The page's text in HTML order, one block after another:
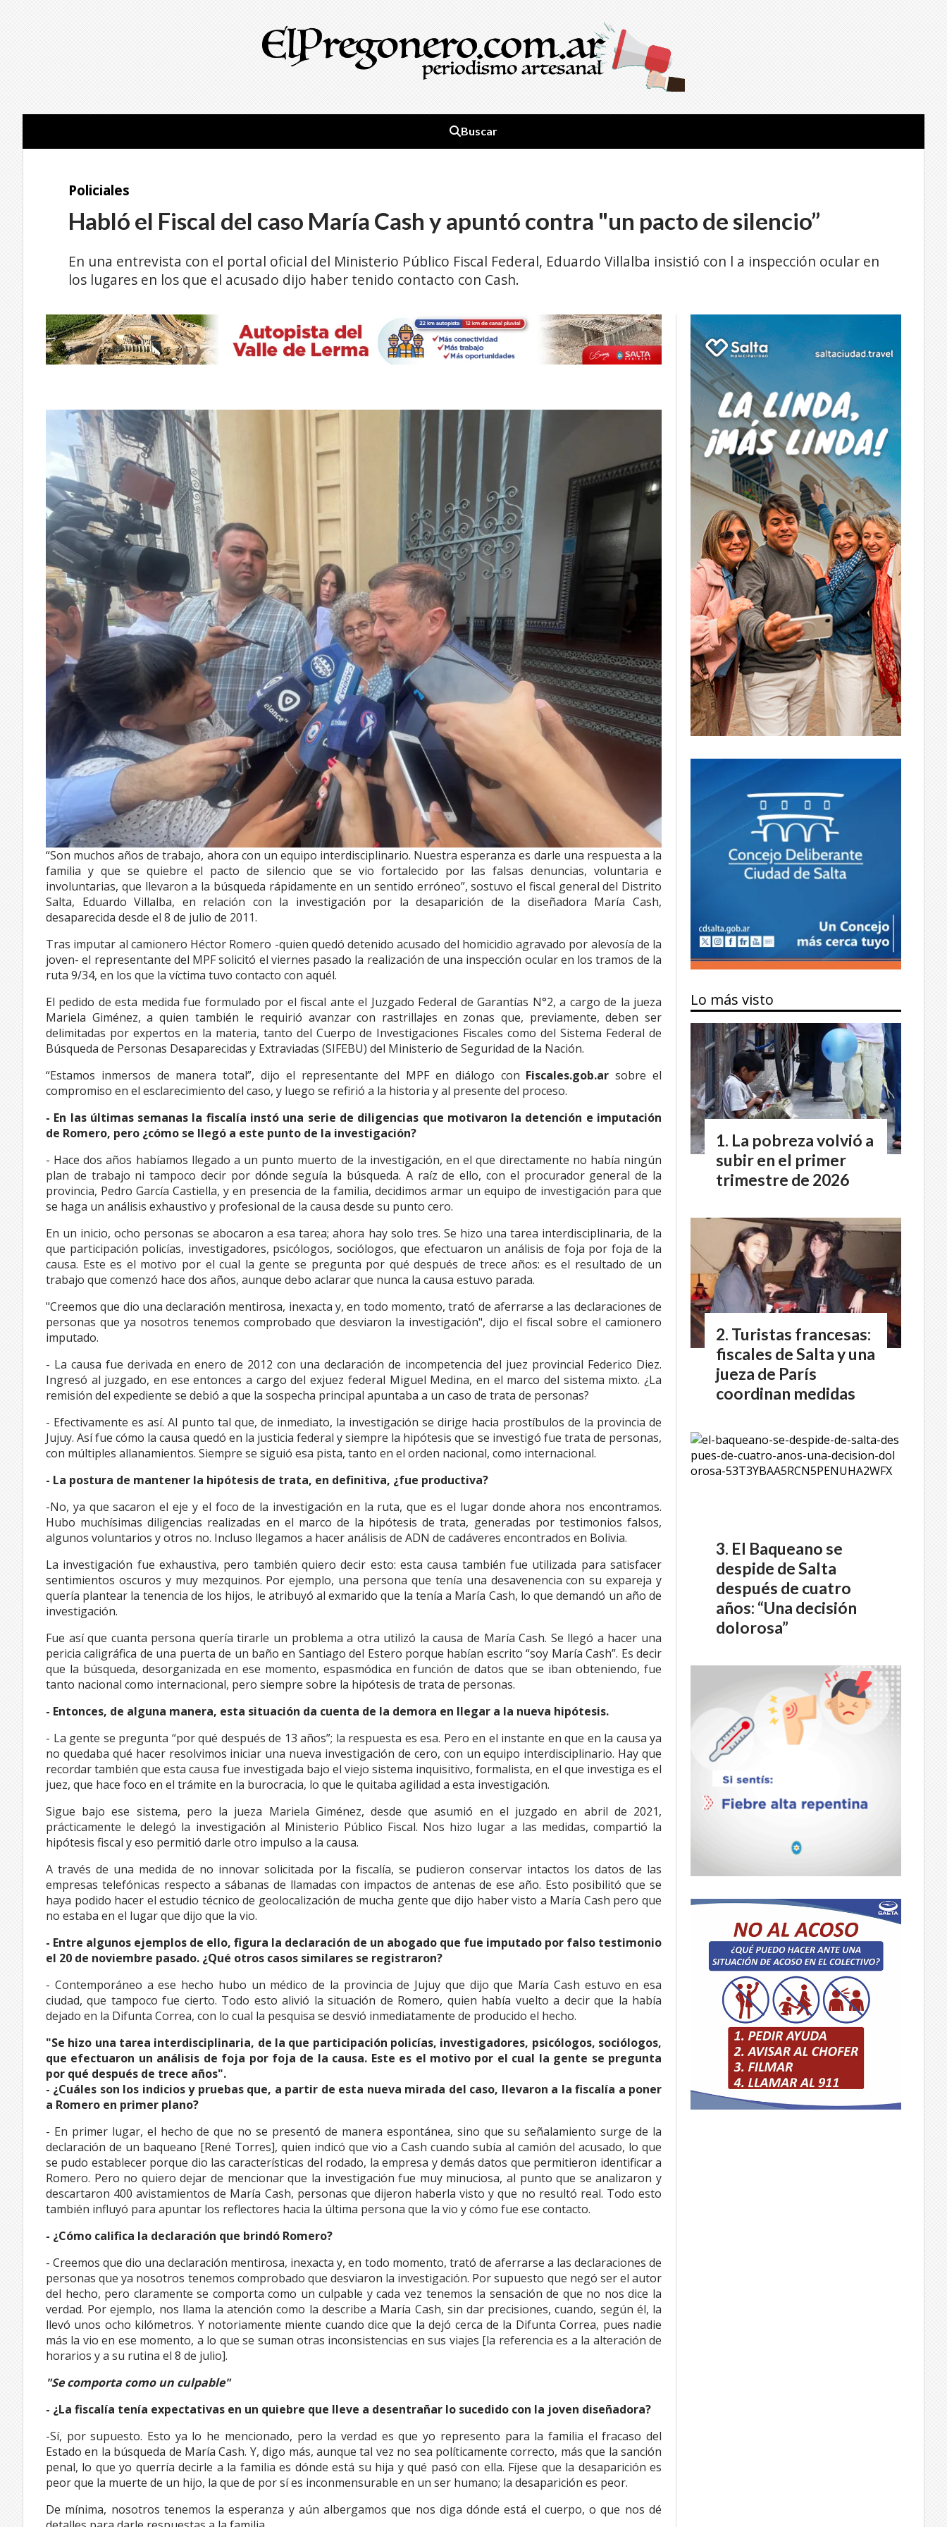
Buscar
Habló el Fiscal del caso María Cash y apuntó contra "un pacto de silencio”
En una entrevista con el portal oficial del Ministerio Público Fiscal Federal, Eduardo Villalba insistió con l a inspección ocular en
los lugares en los que el acusado dijo haber tenido contacto con Cash.
Policiales
“Son muchos años de trabajo, ahora con un equipo interdisciplinario. Nuestra esperanza es darle una respuesta a la
familia y que se quiebre el pacto de silencio que se vio fortalecido por las falsas denuncias, voluntaria e
involuntarias, que llevaron a la búsqueda rápidamente en un sentido erróneo”, sostuvo el fiscal general del Distrito
Salta, Eduardo Villalba, en relación con la investigación por la desaparición de la diseñadora María Cash,
desaparecida desde el 8 de julio de 2011.
Tras imputar al camionero Héctor Romero -quien quedó detenido acusado del homicidio agravado por alevosía de la
joven- el representante del MPF solicitó el viernes pasado la realización de una inspección ocular en los tramos de la
ruta 9/34, en los que la víctima tuvo contacto con aquél.
El pedido de esta medida fue formulado por el fiscal ante el Juzgado Federal de Garantías N°2, a cargo de la jueza
Mariela Giménez, a quien también le requirió avanzar con rastrillajes en zonas que, previamente, deben ser
delimitadas por expertos en la materia, tanto del Cuerpo de Investigaciones Fiscales como del Sistema Federal de
Búsqueda de Personas Desaparecidas y Extraviadas (SIFEBU) del Ministerio de Seguridad de la Nación.
“Estamos inmersos de manera total”, dijo el representante del MPF en diálogo con Fiscales.gob.ar sobre el
compromiso en el esclarecimiento del caso, y luego se refirió a la historia y al presente del proceso.
- En las últimas semanas la fiscalía instó una serie de diligencias que motivaron la detención e imputación
de Romero, pero ¿cómo se llegó a este punto de la investigación?
- Hace dos años habíamos llegado a un punto muerto de la investigación, en el que directamente no había ningún
plan de trabajo ni tampoco decir por dónde seguía la búsqueda. A raíz de ello, con el procurador general de la
provincia, Pedro García Castiella, y en presencia de la familia, decidimos armar un equipo de investigación para que
se haga un análisis exhaustivo y profesional de la causa desde su punto cero.
En un inicio, ocho personas se abocaron a esa tarea; ahora hay solo tres. Se hizo una tarea interdisciplinaria, de la
que participación policías, investigadores, psicólogos, sociólogos, que efectuaron un análisis de foja por foja de la
causa. Este es el motivo por el cual la gente se pregunta por qué después de trece años: es el resultado de un
trabajo que comenzó hace dos años, aunque debo aclarar que nunca la causa estuvo parada.
"Creemos que dio una declaración mentirosa, inexacta y, en todo momento, trató de aferrarse a las declaraciones de
personas que ya nosotros tenemos comprobado que desviaron la investigación", dijo el fiscal sobre el camionero
imputado.
- La causa fue derivada en enero de 2012 con una declaración de incompetencia del juez provincial Federico Diez.
Ingresó al juzgado, en ese entonces a cargo del exjuez federal Miguel Medina, en el marco del sistema mixto. ¿La
remisión del expediente se debió a que la sospecha principal apuntaba a un caso de trata de personas?
- Efectivamente es así. Al punto tal que, de inmediato, la investigación se dirige hacia prostíbulos de la provincia de
Jujuy. Así fue cómo la causa quedó en la justicia federal y siempre la hipótesis que se investigó fue trata de personas,
con múltiples allanamientos. Siempre se siguió esa pista, tanto en el orden nacional, como internacional.
- La postura de mantener la hipótesis de trata, en definitiva, ¿fue productiva?
-No, ya que sacaron el eje y el foco de la investigación en la ruta, que es el lugar donde ahora nos encontramos.
Hubo muchísimas diligencias realizadas en el marco de la hipótesis de trata, generadas por testimonios falsos,
algunos voluntarios y otros no. Incluso llegamos a hacer análisis de ADN de cadáveres encontrados en Bolivia.
La investigación fue exhaustiva, pero también quiero decir esto: esta causa también fue utilizada para satisfacer
sentimientos oscuros y muy mezquinos. Por ejemplo, una persona que tenía una desavenencia con su expareja y
quería plantear la tenencia de los hijos, le atribuyó al exmarido que la tenía a María Cash, lo que demandó un año de
investigación.
Fue así que cuanta persona quería tirarle un problema a otra utilizó la causa de María Cash. Se llegó a hacer una
pericia caligráfica de una puerta de un baño en Santiago del Estero porque habían escrito “soy María Cash”. Es decir
que la búsqueda, desorganizada en ese momento, espasmódica en función de datos que se iban obteniendo, fue
tanto nacional como internacional, pero siempre sobre la hipótesis de trata de personas.
- Entonces, de alguna manera, esta situación da cuenta de la demora en llegar a la nueva hipótesis.
- La gente se pregunta “por qué después de 13 años”; la respuesta es esa. Pero en el instante en que en la causa ya
no quedaba qué hacer resolvimos iniciar una nueva investigación de cero, con un equipo interdisciplinario. Hay que
recordar también que esta causa fue investigada bajo el viejo sistema inquisitivo, formalista, en el que investiga es el
juez, que hace foco en el trámite en la burocracia, lo que le quitaba agilidad a esta investigación.
Sigue bajo ese sistema, pero la jueza Mariela Giménez, desde que asumió en el juzgado en abril de 2021,
prácticamente le delegó la investigación al Ministerio Público Fiscal. Nos hizo lugar a las medidas, compartió la
hipótesis fiscal y eso permitió darle otro impulso a la causa.
A través de una medida de no innovar solicitada por la fiscalía, se pudieron conservar intactos los datos de las
empresas telefónicas respecto a sábanas de llamadas con impactos de antenas de ese año. Esto posibilitó que se
haya podido hacer el estudio técnico de geolocalización de mucha gente que dijo haber visto a María Cash pero que
no estaba en el lugar que dijo que la vio.
- Entre algunos ejemplos de ello, figura la declaración de un abogado que fue imputado por falso testimonio
el 20 de noviembre pasado. ¿Qué otros casos similares se registraron?
- Contemporáneo a ese hecho hubo un médico de la provincia de Jujuy que dijo que María Cash estuvo en esa
ciudad, que tampoco fue cierto. Todo esto alivió la situación de Romero, quien había vuelto a decir que la había
dejado en la Difunta Correa, con lo cual la pesquisa se desvió inmediatamente de producido el hecho.
"Se hizo una tarea interdisciplinaria, de la que participación policías, investigadores, psicólogos, sociólogos,
que efectuaron un análisis de foja por foja de la causa. Este es el motivo por el cual la gente se pregunta
por qué después de trece años".
- ¿Cuáles son los indicios y pruebas que, a partir de esta nueva mirada del caso, llevaron a la fiscalía a poner
a Romero en primer plano?
- En primer lugar, el hecho de que no se presentó de manera espontánea, sino que su señalamiento surge de la
declaración de un baqueano [René Torres], quien indicó que vio a Cash cuando subía al camión del acusado, lo que
se pudo establecer porque dio las características del rodado, la empresa y demás datos que permitieron identificar a
Romero. Pero no quiero dejar de mencionar que la investigación fue muy minuciosa, al punto que se analizaron y
descartaron 400 avistamientos de María Cash, personas que dijeron haberla visto y que no resultó real. Todo esto
también influyó para apuntar los reflectores hacia la última persona que la vio y cómo fue ese contacto.
- ¿Cómo califica la declaración que brindó Romero?
- Creemos que dio una declaración mentirosa, inexacta y, en todo momento, trató de aferrarse a las declaraciones de
personas que ya nosotros tenemos comprobado que desviaron la investigación. Por supuesto que negó ser el autor
del hecho, pero claramente se comporta como un culpable y cada vez tenemos la sensación de que no nos dice la
verdad. Por ejemplo, nos llama la atención como la describe a María Cash, sin dar precisiones, cuando, según él, la
llevó unos ocho kilómetros. Y notoriamente miente cuando dice que la dejó cerca de la Difunta Correa, pues nadie
más la vio en ese momento, a lo que se suman otras inconsistencias en sus viajes [la referencia es a la alteración de
horarios y a su rutina el 8 de julio].
"Se comporta como un culpable"
- ¿La fiscalía tenía expectativas en un quiebre que lleve a desentrañar lo sucedido con la joven diseñadora?
-Sí, por supuesto. Esto ya lo he mencionado, pero la verdad es que yo represento para la familia el fracaso del
Estado en la búsqueda de María Cash. Y, digo más, aunque tal vez no sea políticamente correcto, más que la sanción
penal, lo que yo querría decirle a la familia es dónde está su hija y qué pasó con ella. Fíjese que la desaparición es
peor que la muerte de un hijo, la que de por sí es inconmensurable en un ser humano; la desaparición es peor.
De mínima, nosotros tenemos la esperanza y aún albergamos que nos diga dónde está el cuerpo, o que nos dé
Lo más visto
La pobreza volvió a
subir en el primer
trimestre de 2026
Turistas francesas:
fiscales de Salta y una
jueza de París
coordinan medidas
El Baqueano se
despide de Salta
después de cuatro
años: “Una decisión
dolorosa”